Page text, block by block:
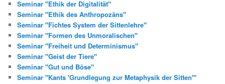
Seminar "Ethik der Digitalität"
Seminar "Ethik des Anthropozäns"
Seminar "Fichtes System der Sittenlehre"
Seminar "Formen des Unmoralischen"
Seminar "Freiheit und Determinismus"
Seminar "Geist der Tiere"
Seminar "Gut und Böse"
Seminar "Kants 'Grundlegung zur Metaphysik der Sitten'"